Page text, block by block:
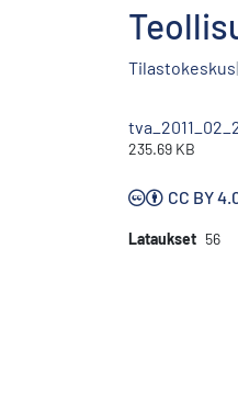
Tilastokeskus
235.69 KB
CC BY
Lataukset 56